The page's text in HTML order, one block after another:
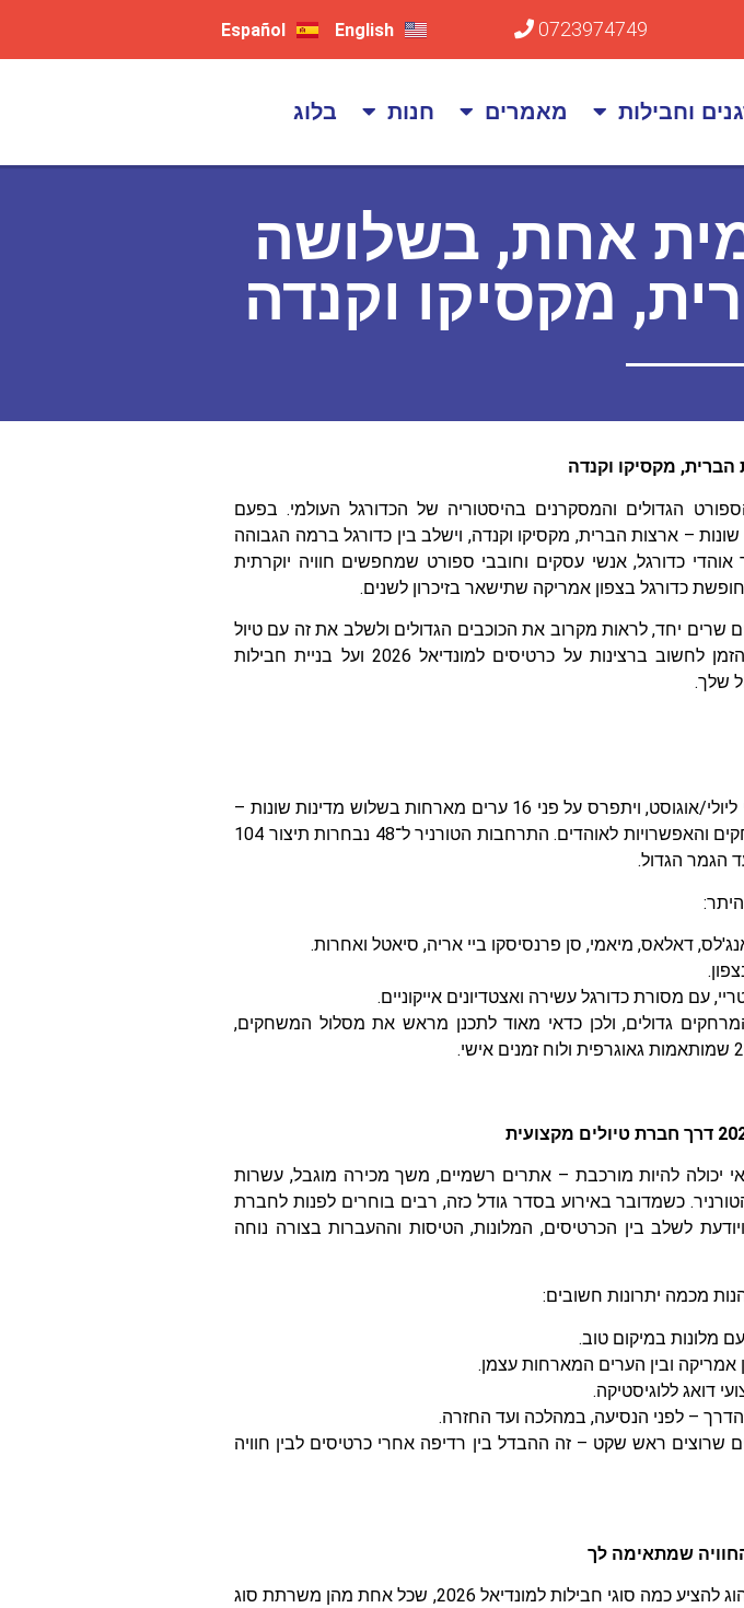
0723974749
English
Español
וחבילות מאמרים חנות בלוג
עולמית אחת, בשלושה
מקסיקו וקנדה
הספורט הגדולים והמסקרנים בהיסטוריה של הכדורגל העולמי. בפעם
– ארצות הברית, מקסיקו וקנדה, וישלב בין כדורגל ברמה הגבוהה
אוהדי כדורגל, אנשי עסקים וחובבי ספורט שמחפשים חוויה יוקרתית
חופשת כדורגל בצפון אמריקה שתישאר בזיכרון לשנים.​
יחד, לראות מקרוב את הכוכבים הגדולים ולשלב את זה עם טיול
בארצות הברית, במקסיקו או בקנדה – זה הזמן לחשוב ברצינות על כרטיסים למונדיאל 2026 ועל בניית חבילות
טורניר גביע העולם 2026 יתקיים בקיץ, בין יוני ליולי/אוגוסט, ויתפרס על פני 16 ערים מארחות בשלוש מדינות שונות –
פורמט שמגדיל משמעותית את מספר המשחקים והאפשרויות לאוהדים. התרחבות הטורניר ל־48 נבחרות תיצור 104
הגמר הגדול.​​
אנג'לס, דאלאס, מיאמי, סן פרנסיסקו ביי אריה, סיאטל ואחרות.​
עם מסורת כדורגל עשירה ואצטדיונים אייקוניים.​
גדולים, ולכן כדאי מאוד לתכנן מראש את מסלול המשחקים,
למונדיאל 2026 באופן עצמאי יכולה להיות מורכבת – אתרים רשמיים, משך מכירה מוגבל, עשרות
כשמדובר באירוע בסדר גודל כזה, רבים בוחרים לפנות לחברת
טיולים שמתמחה ב־חבילות מונדיאל 2026 ויודעת לשלב בין הכרטיסים, המלונות, הטיסות וההעברות בצורה נוחה
מכמה יתרונות חשובים:
מלונות במיקום טוב.
אמריקה ובין הערים המארחות עצמן.
דואג ללוגיסטיקה.
הדרך – לפני הנסיעה, במהלכה ועד החזרה.
שרוצים ראש שקט – זה ההבדל בין רדיפה אחרי כרטיסים לבין חוויה
כדי לענות על הצרכים השונים של האוהדים, נהוג להציע כמה סוגי חבילות למונדיאל 2026, שכל אחת מהן משרתת סוג